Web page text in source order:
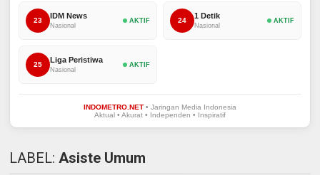
23
IDM News
Nasional
AKTIF 24
1 Detik
Nasional
AKTIF
25
Liga Peristiwa
Nasional
AKTIF
INDOMETRO.NET• Jaringan Media Indonesia
Aktual • Akurat • Independen • Inspiratif
LABEL: Asiste Umum